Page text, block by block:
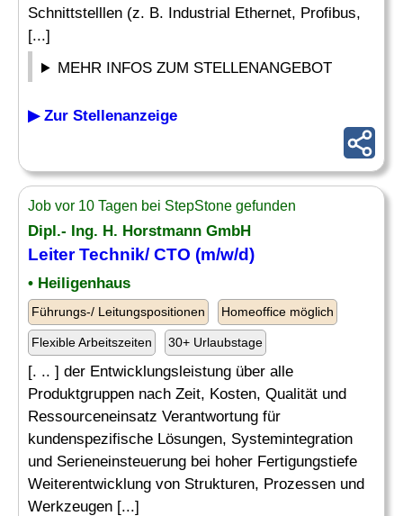
Schnittstelllen (z. B. Industrial Ethernet, Profibus,
[...]
MEHR INFOS ZUM STELLENANGEBOT
▶ Zur Stellenanzeige
Job vor 10 Tagen bei StepStone gefunden
Dipl.- Ing. H. Horstmann GmbH
Leiter Technik/ CTO (m/w/d)
• Heiligenhaus
Führungs-/ Leitungspositionen Homeoffice möglich
Flexible Arbeitszeiten 30+ Urlaubstage
[. .. ] der Entwicklungsleistung über alle
Produktgruppen nach Zeit, Kosten, Qualität und
Ressourceneinsatz Verantwortung für
kundenspezifische Lösungen, Systemintegration
und Serieneinsteuerung bei hoher Fertigungstiefe
Weiterentwicklung von Strukturen, Prozessen und
Werkzeugen [...]